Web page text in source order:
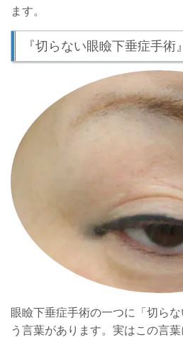
ます。
『切らない眼瞼下垂症手術
眼瞼下垂症手術の一つに「切ら
う言葉があります。実はこの言